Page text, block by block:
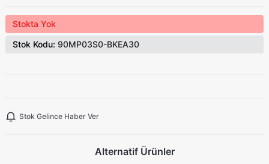
Stokta Yok
Stok Kodu: 90MP03S0-BKEA30
Stok Gelince Haber Ver
Alternatif Ürünler